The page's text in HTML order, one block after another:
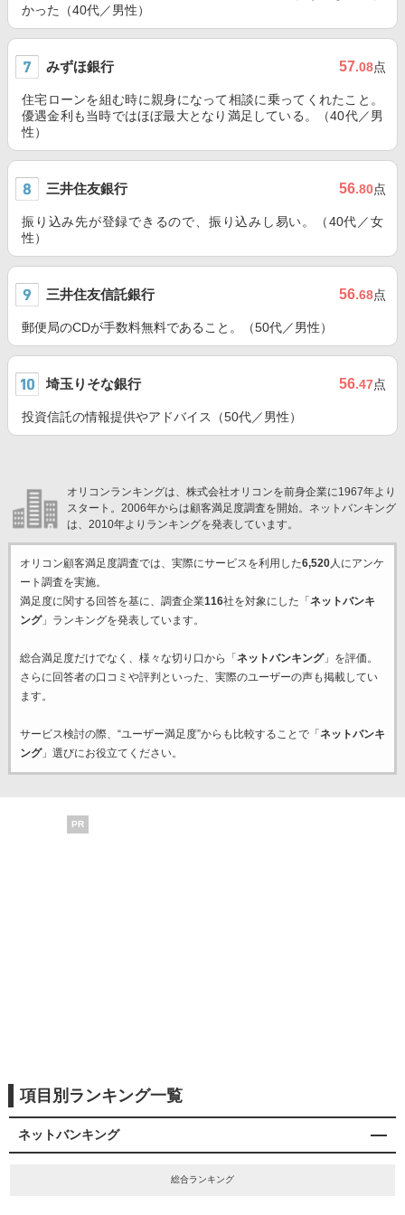
かった（40代／男性）
みずほ銀行 57.08点
住宅ローンを組む時に親身になって相談に乗ってくれたこと。
優遇金利も当時ではほぼ最大となり満足している。（40代／男
性）
三井住友銀行 56.80点
振り込み先が登録できるので、振り込みし易い。（40代／女
性）
三井住友信託銀行 56.68点
郵便局のCDが手数料無料であること。（50代／男性）
埼玉りそな銀行 56.47点
投資信託の情報提供やアドバイス（50代／男性）
オリコンランキングは、株式会社オリコンを前身企業に1967年より
スタート。2006年からは顧客満足度調査を開始。ネットバンキング
は、2010年よりランキングを発表しています。
オリコン顧客満足度調査では、実際にサービスを利用した6,520人にアンケ
ート調査を実施。
満足度に関する回答を基に、調査企業116社を対象にした「 ネットバンキ
ング」ランキングを発表しています。
総合満足度だけでなく、様々な切り口から「 ネットバンキング」を評価。
さらに回答者の口コミや評判といった、実際のユーザーの声も掲載してい
ます。
サービス検討の際、“ユーザー満足度”からも比較することで「 ネットバンキ
ング」選びにお役立てください。
PR
項目別ランキング一覧
ネットバンキング
総合ランキング